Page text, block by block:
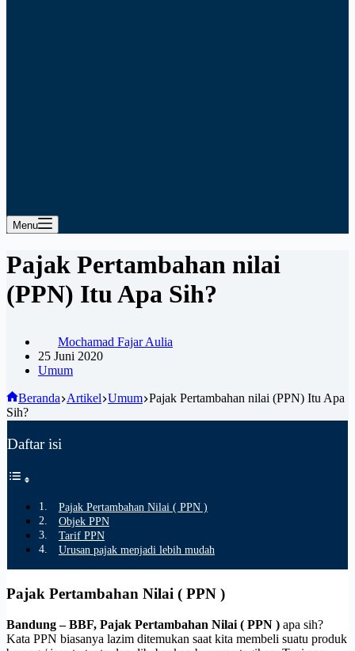
Menu
Pajak Pertambahan nilai
(PPN) Itu Apa Sih?
Mochamad Fajar Aulia
25 Juni 2020
Umum
Beranda Artikel Umum Pajak Pertambahan nilai (PPN) Itu Apa
Sih?
Daftar isi
Pajak Pertambahan Nilai ( PPN )
Objek PPN
Tarif PPN
Urusan pajak menjadi lebih mudah
Pajak Pertambahan Nilai ( PPN )
Bandung – BBF, Pajak Pertambahan Nilai ( PPN ) apa sih?
Kata PPN biasanya lazim ditemukan saat kita membeli suatu produk